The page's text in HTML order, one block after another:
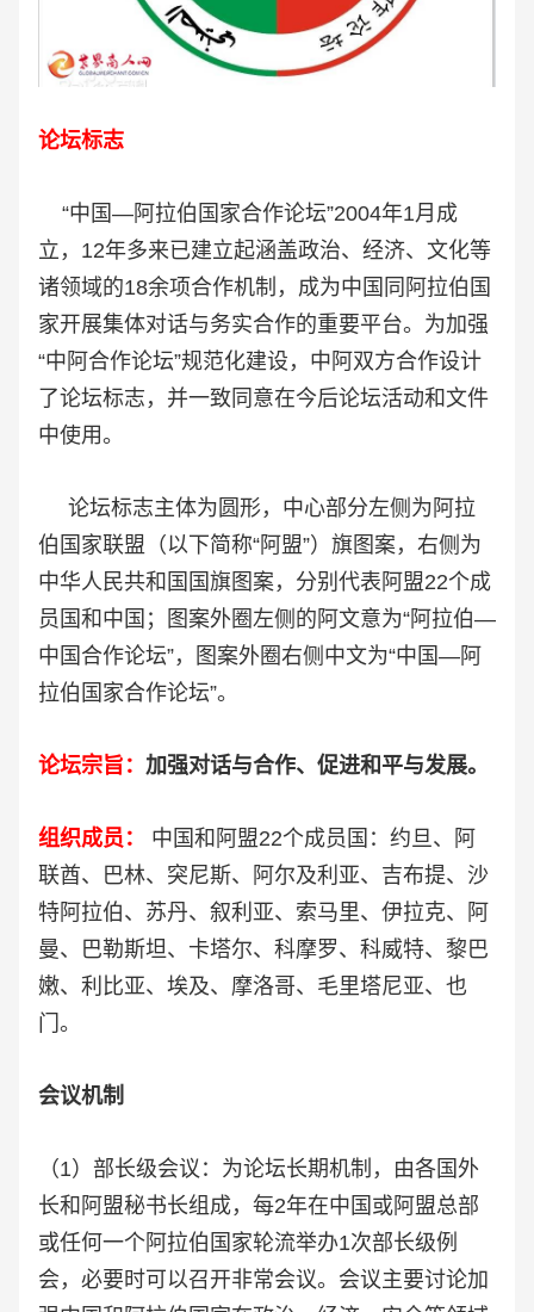
论坛标志
“中国—阿拉伯国家合作论坛”2004年1月成
立，12年多来已建立起涵盖政治、经济、文化等
诸领域的18余项合作机制，成为中国同阿拉伯国
家开展集体对话与务实合作的重要平台。为加强
“中阿合作论坛”规范化建设，中阿双方合作设计
了论坛标志，并一致同意在今后论坛活动和文件
中使用。
论坛标志主体为圆形，中心部分左侧为阿拉
伯国家联盟（以下简称“阿盟”）旗图案，右侧为
中华人民共和国国旗图案，分别代表阿盟22个成
员国和中国；图案外圈左侧的阿文意为“阿拉伯—
中国合作论坛”，图案外圈右侧中文为“中国—阿
拉伯国家合作论坛”。
论坛宗旨： 加强对话与合作、促进和平与发展。
组织成员：
中国和阿盟22个成员国：约旦、阿
联酋、巴林、突尼斯、阿尔及利亚、吉布提、沙
特阿拉伯、苏丹、叙利亚、索马里、伊拉克、阿
曼、巴勒斯坦、卡塔尔、科摩罗、科威特、黎巴
嫩、利比亚、埃及、摩洛哥、毛里塔尼亚、也
门。
会议机制
（1）部长级会议：为论坛长期机制，由各国外
长和阿盟秘书长组成，每2年在中国或阿盟总部
或任何一个阿拉伯国家轮流举办1次部长级例
会，必要时可以召开非常会议。会议主要讨论加